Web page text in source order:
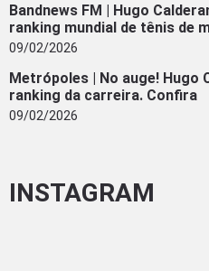
Bandnews FM | Hugo
ranking mundial de tênis de
09/02/2026
Metrópoles | No auge! Hugo
ranking da carreira. Confira
09/02/2026
INSTAGRAM